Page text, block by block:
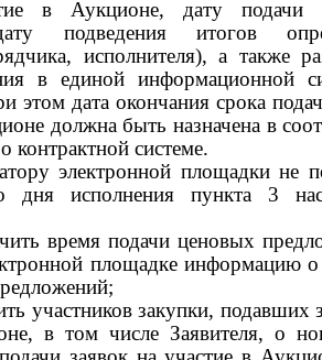
в Аукционе, дату подачи
подведения итогов
исполнителя), а также
в единой информационной
этом дата окончания срока
должна быть назначена в
контрактной системе.
электронной площадки не
дня исполнения пункта 3
время подачи ценовых
площадке информацию
участников закупки, подавших
в том числе Заявителя, о